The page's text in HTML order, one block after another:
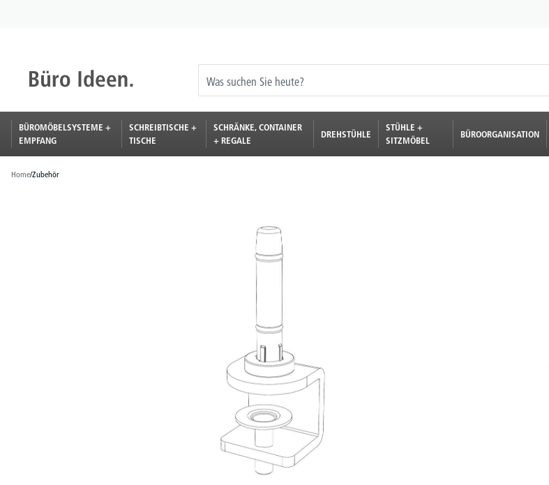
BÜROMÖBELSYSTEME +
EMPFANG
SCHREIBTISCHE +
TISCHE
SCHRÄNKE, CONTAINER
+ REGALE
DREHSTÜHLE
STÜHLE +
SITZMÖBEL
BÜROORGANISATION
Home/Zubehör